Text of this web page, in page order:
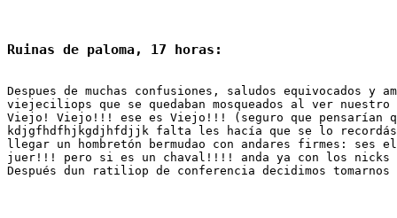
Despues de muchas confusiones, saludos equivocados y
viejeciliops que se quedaban mosqueados al ver
Viejo! Viejo!!! ese es Viejo!!! (seguro que pensarían
kdjgfhdfhjkgdjhfdjjk falta les hacía que se lo
llegar un hombretón bermudao con andares firmes:
juer!!! pero si es un chaval!!!! anda ya con los nicks
Después dun ratiliop de conferencia decidimos